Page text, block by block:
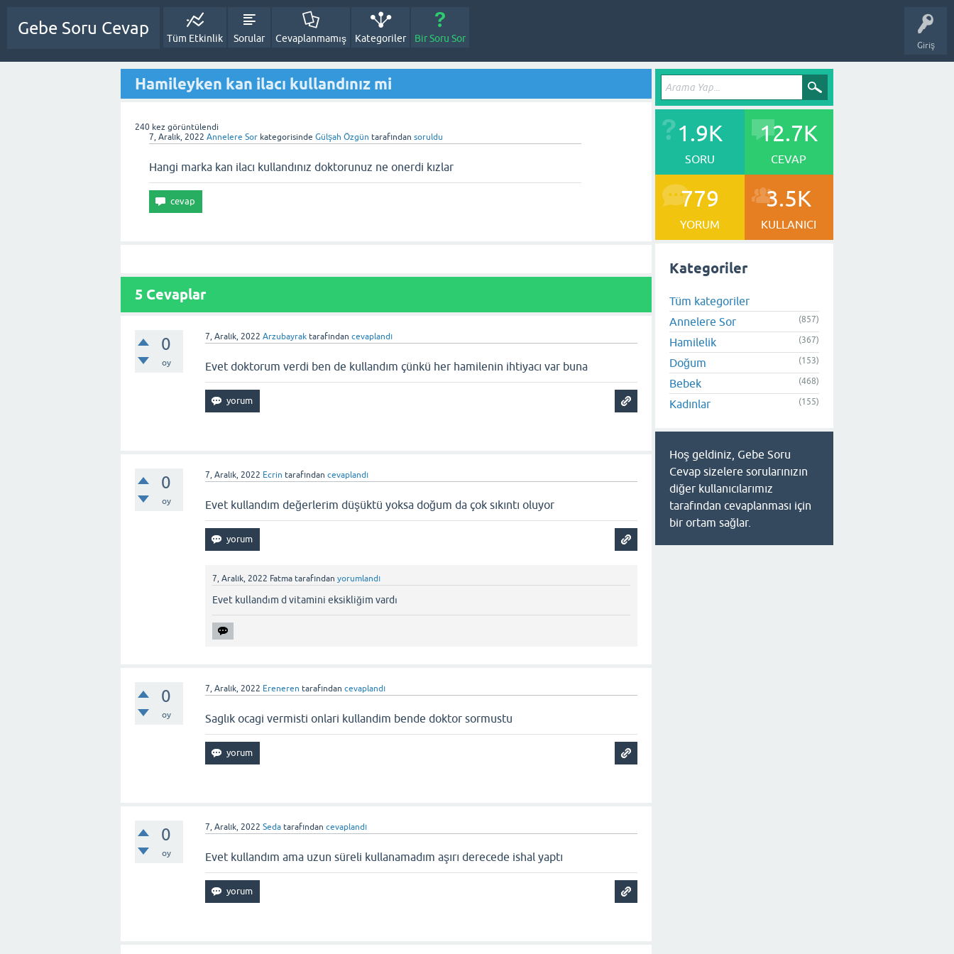
Giriş
Gebe Soru Cevap
Tüm Etkinlik Sorular Cevaplanmamış Kategoriler Bir Soru Sor
Hamileyken kan ilacı kullandınız mi
240 kez görüntülendi
7, Aralık, 2022 Annelere Sor kategorisinde Gülşah Özgün tarafından soruldu
Hangi marka kan ilacı kullandınız doktorunuz ne onerdi kızlar
5 Cevaplar
0
oy
7, Aralık, 2022 Arzubayrak tarafından cevaplandı
Evet doktorum verdi ben de kullandım çünkü her hamilenin ihtiyacı var buna
0
oy
7, Aralık, 2022 Ecrin tarafından cevaplandı
Evet kullandım değerlerim düşüktü yoksa doğum da çok sıkıntı oluyor
7, Aralık, 2022 Fatma tarafından yorumlandı
Evet kullandım d vitamini eksikliğim vardı
0
oy
7, Aralık, 2022 Ereneren tarafından cevaplandı
Saglık ocagi vermisti onlari kullandim bende doktor sormustu
0
oy
7, Aralık, 2022 Seda tarafından cevaplandı
Evet kullandım ama uzun süreli kullanamadım aşırı derecede ishal yaptı
1.9K
SORU
12.7K
CEVAP
779
YORUM
3.5K
KULLANICI
Kategoriler
Tüm kategoriler
Annelere Sor
(857)
Hamilelik (367)
Doğum (153)
Bebek (468)
Kadınlar (155)
Hoş geldiniz, Gebe Soru
Cevap sizelere sorularınızın
diğer kullanıcılarımız
tarafından cevaplanması için
bir ortam sağlar.